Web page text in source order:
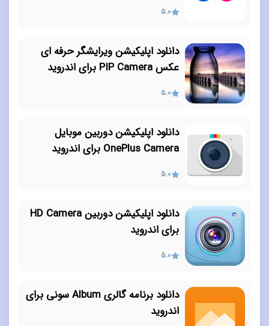
5.0
دانلود اپلیکیشن ویرایشگر حرفه ای
عکس PIP Camera برای اندروید
5.0
دانلود اپلیکیشن دوربین موبایل
OnePlus Camera برای اندروید
5.0
دانلود اپلیکیشن دوربین HD Camera
برای اندروید
5.0
دانلود برنامه گالری Album سونی برای
اندروید